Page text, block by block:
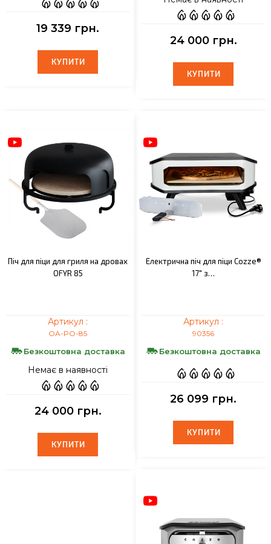
19 339 грн.
КУПИТИ
КУПИТИ
24 000 грн.
КУПИТИ
КУПИТИ
Піч для піци для гриля на дровах
OFYR 85
Артикул :
OA-PO-85
Безкоштовна доставка
Немає в наявності
24 000 грн.
КУПИТИ
КУПИТИ
Електрична піч для піци Cozze®
17" з…
Артикул :
90356
Безкоштовна доставка
26 099 грн.
КУПИТИ
КУПИТИ